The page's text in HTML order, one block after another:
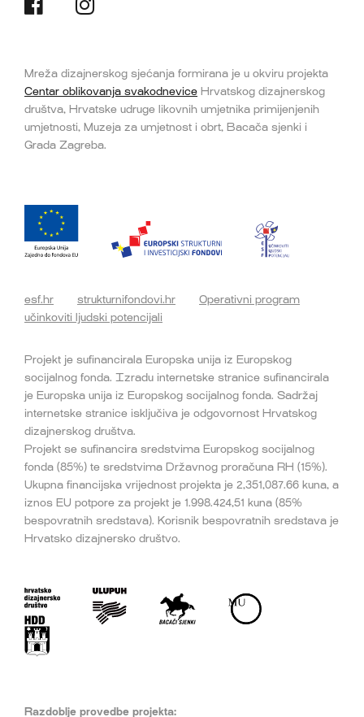
Mreža dizajnerskog sjećanja formirana je u okviru projekta
Centar oblikovanja svakodnevice Hrvatskog dizajnerskog
društva, Hrvatske udruge likovnih umjetnika primijenjenih
umjetnosti, Muzeja za umjetnost i obrt, Bacača sjenki i
Grada Zagreba.
esf.hr strukturnifondovi.hr
Operativni program
učinkoviti ljudski potencijali
Projekt je sufinancirala Europska unija iz Europskog
socijalnog fonda. Izradu internetske stranice sufinancirala
je Europska unija iz Europskog socijalnog fonda. Sadržaj
internetske stranice isključiva je odgovornost Hrvatskog
dizajnerskog društva.
Projekt se sufinancira sredstvima Europskog socijalnog
fonda (85%) te sredstvima Državnog proračuna RH (15%).
Ukupna financijska vrijednost projekta je 2,351,087.66 kuna, a
iznos EU potpore za projekt je 1.998.424,51 kuna (85%
bespovratnih sredstava). Korisnik bespovratnih sredstava je
Hrvatsko dizajnersko društvo.
Razdoblje provedbe projekta: